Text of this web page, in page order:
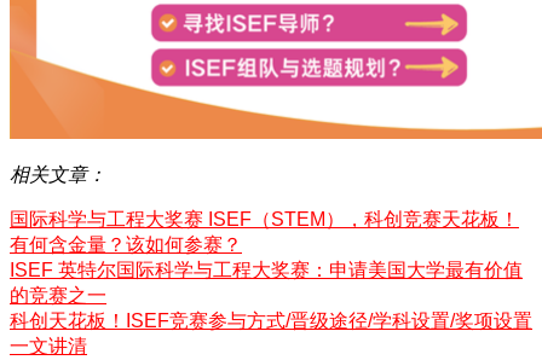
相关文章：
国际科学与工程大奖赛 ISEF（STEM），科创竞赛天花板！
有何含金量？该如何参赛？
ISEF 英特尔国际科学与工程大奖赛：申请美国大学最有价值
的竞赛之一
科创天花板！ISEF竞赛参与方式/晋级途径/学科设置/奖项设置
一文讲清